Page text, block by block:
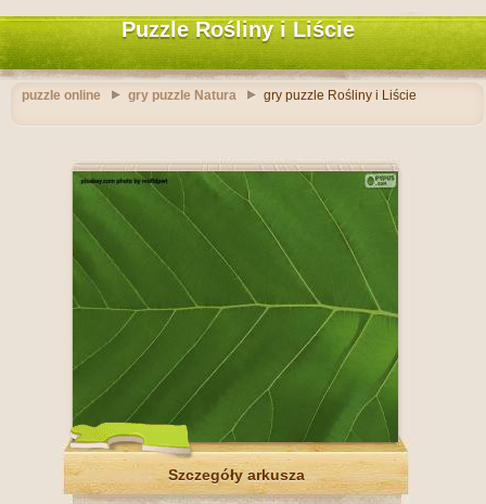
Puzzle Rośliny i Liście
puzzle online gry puzzle Natura gry puzzle Rośliny i Liście
Szczegóły arkusza